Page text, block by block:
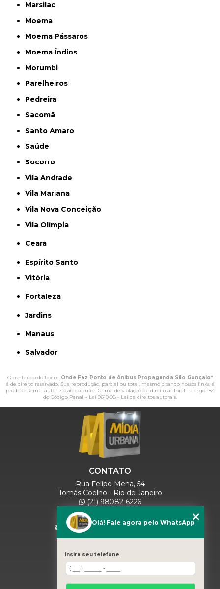
Marsilac
Moema
Moema Pássaros
Moema Índios
Morumbi
Parelheiros
Pedreira
Sacomã
Santo Amaro
Saúde
Socorro
Vila Andrade
Vila Mariana
Vila Nova Conceição
Vila Olímpia
Ceará
Espírito Santo
Vitória
Fortaleza
Jardins
Manaus
Salvador
O conteúdo do texto "Onde Faz Ponto de ônibus Propaganda São Gonçalo"
é de direito reservado. Sua reprodução, parcial ou total, mesmo citando nossos links, é
proibida sem a autorização do autor. Crime de violação de direito autoral – artigo 184
do Código Penal – Lei 9610/98 - Lei de direitos autorais.
CONTATO
Rua Felipe Mena, 54
Tomás Coelho - Rio de Janeiro
(21) 98082-6226
(21) 97280-9600
(11) 93071-5918
comercialmidiaurbana@gmail.com
Olá! Fale agora pelo WhatsApp
Insira seu telefone